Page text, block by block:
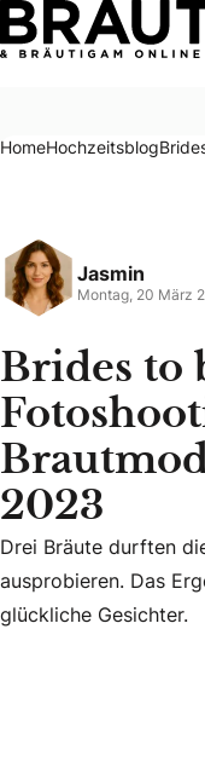
Brides to be –
HomeHochzeitsblog
Jasmin
Montag, 20 März
Brides to
2023
Drei Bräute durften
Drei Bräute durften
ausprobieren. Das
glückliche Gesichter.